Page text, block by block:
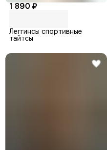
1 890 ₽
Леггинсы спортивные
тайтсы